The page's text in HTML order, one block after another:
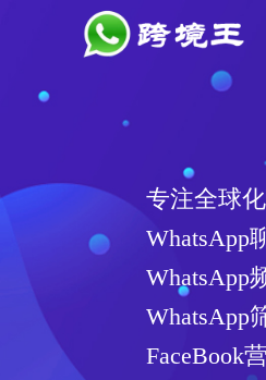
专注全球
WhatsApp
WhatsApp
WhatsApp
FaceBook